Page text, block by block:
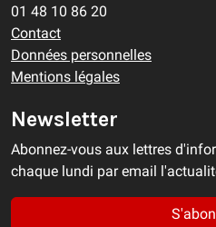
01 48 10 86 20
Contact
Données personnelles
Mentions légales
Newsletter
Abonnez-vous aux lettres
chaque lundi par email